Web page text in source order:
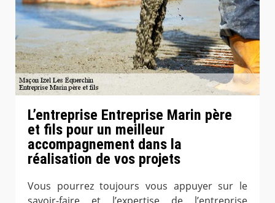
L’entreprise Entreprise Marin père
et fils pour un meilleur
accompagnement dans la
réalisation de vos projets
Vous pourrez toujours vous appuyer sur le